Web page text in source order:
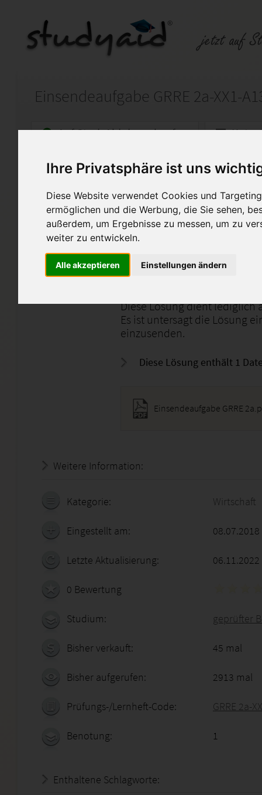
Ihre Privatsphäre ist uns
Diese Website verwendet Cookies und
ermöglichen und die Werbung, die Sie sehen,
außerdem, um Ergebnisse zu messen, um zu
weiter zu entwickeln.
Alle akzeptieren Einstellungen ändern
Einsendeaufgabe GRRE 2a-XX1-
Auf StudyAid.de verkaufen
Startseite Wirtschaft
BGB-Schuldrecht - Teil 1
Ich verkaufe hier die Lösung
2a.
Die komplette
Die Lösung wurde mit der
Diese Lösung dient lediglich
Es ist untersagt die Lösung
einzusenden.
Diese Lösung enthält 1
Einsendeaufgabe GRRE
Weitere Information:
Kategorie: Wirtschaft
Eingestellt am:
Letzte Aktualisierung: 06.11.2022
0 Bewertung
Studium: geprüfter
Bisher verkauft: 45 mal
Bisher aufgerufen: 2913 mal
Prüfungs-/Lernheft-Code: GRRE 2a-
Benotung: 1
Enthaltene Schlagworte: